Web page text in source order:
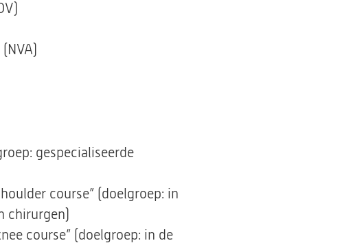
gespecialiseerde
course” (doelgroep: in
chirurgen)
course” (doelgroep: in de